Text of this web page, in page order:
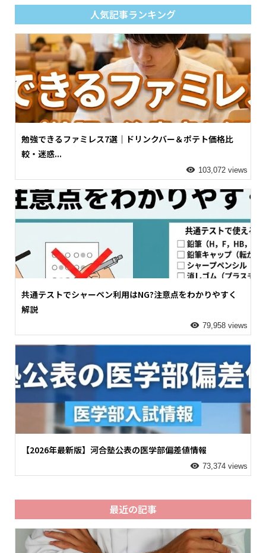
人気記事ランキング
勉強できるファミレス7選｜ドリンクバー＆ポテト価格比
較・迷惑...
103,072 views
共通テストでシャーペン利用はNG?注意点をわかりやすく
解説
79,958 views
【2026年最新版】河合塾公表の医学部偏差値情報
73,374 views
最近の記事